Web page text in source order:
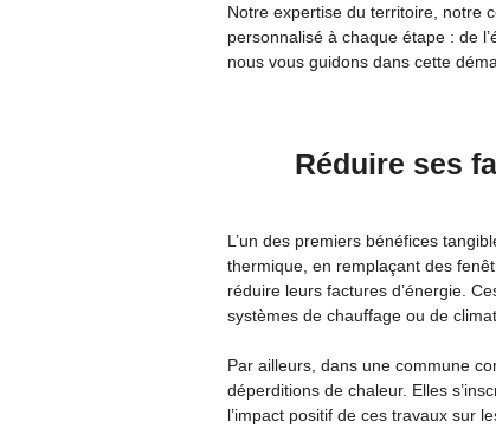
Notre expertise du territoire, notre
personnalisé à chaque étape : de
nous vous guidons dans cette
Réduire ses
L’un des premiers bénéfices
thermique, en remplaçant des
réduire leurs factures d’énergie.
systèmes de chauffage ou de
Par ailleurs, dans une commune
déperditions de chaleur. Elles
l’impact positif de ces travaux sur